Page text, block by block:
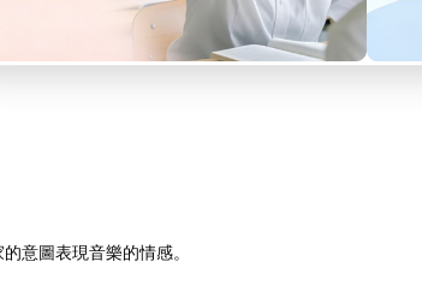
意圖表現音樂的情感。